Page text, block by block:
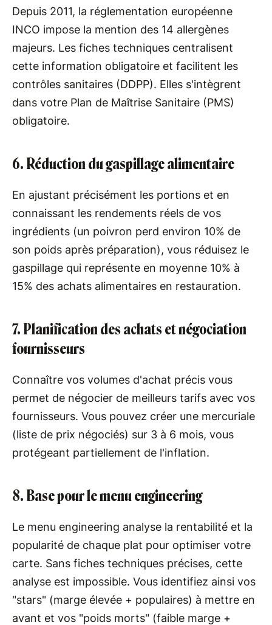
Depuis 2011, la réglementation européenne
INCO impose la mention des 14 allergènes
majeurs. Les fiches techniques centralisent
cette information obligatoire et facilitent les
contrôles sanitaires (DDPP). Elles s'intègrent
dans votre Plan de Maîtrise Sanitaire (PMS)
obligatoire.
6. Réduction du gaspillage alimentaire
En ajustant précisément les portions et en
connaissant les rendements réels de vos
ingrédients (un poivron perd environ 10% de
son poids après préparation), vous réduisez le
gaspillage qui représente en moyenne 10% à
15% des achats alimentaires en restauration.
7. Planification des achats et négociation
fournisseurs
Connaître vos volumes d'achat précis vous
permet de négocier de meilleurs tarifs avec vos
fournisseurs. Vous pouvez créer une mercuriale
(liste de prix négociés) sur 3 à 6 mois, vous
protégeant partiellement de l'inflation.
8. Base pour le menu engineering
Le menu engineering analyse la rentabilité et la
popularité de chaque plat pour optimiser votre
carte. Sans fiches techniques précises, cette
analyse est impossible. Vous identifiez ainsi vos
"stars" (marge élevée + populaires) à mettre en
avant et vos "poids morts" (faible marge +